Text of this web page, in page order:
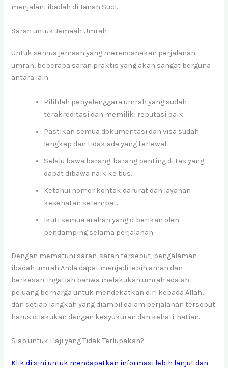
menjalani ibadah di Tanah Suci.
Saran untuk Jemaah Umrah
Untuk semua jemaah yang merencanakan perjalanan
umrah, beberapa saran praktis yang akan sangat berguna
antara lain:
Pilihlah penyelenggara umrah yang sudah
terakreditasi dan memiliki reputasi baik.
Pastikan semua dokumentasi dan visa sudah
lengkap dan tidak ada yang terlewat.
Selalu bawa barang-barang penting di tas yang
dapat dibawa naik ke bus.
Ketahui nomor kontak darurat dan layanan
kesehatan setempat.
Ikuti semua arahan yang diberikan oleh
pendamping selama perjalanan.
Dengan mematuhi saran-saran tersebut, pengalaman
ibadah umrah Anda dapat menjadi lebih aman dan
berkesan. Ingatlah bahwa melakukan umrah adalah
peluang berharga untuk mendekatkan diri kepada Allah,
dan setiap langkah yang diambil dalam perjalanan tersebut
harus dilakukan dengan kesyukuran dan kehati-hatian.
Siap untuk Haji yang Tidak Terlupakan?
Klik di sini untuk mendapatkan informasi lebih lanjut dan